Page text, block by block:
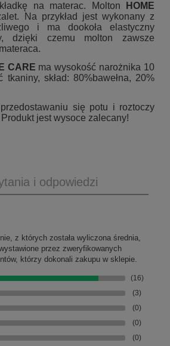
na materac. Molton
HOME
Na przykład jest wykonany z
i ma dookoła elastyczny
dzięki czemu molton zawsze
CARE ma wysokość narożnika 10
tkaniny, skład: 80%bawełna, 20%
się potu i roztoczy
jest wysoce zalecany!
i odpowiedzi
z których została wyliczona średnia,
przez zweryfikowanych
którzy dokonali zakupu w sklepie.
(16)
(3)
(0)
(0)
(0)